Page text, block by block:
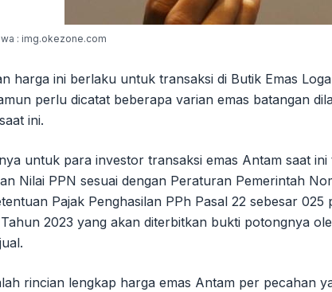
: img.okezone.com
harga ini berlaku untuk transaksi di Butik Emas
perlu dicatat beberapa varian emas batangan
ini.
untuk para investor transaksi emas Antam saat ini
Nilai PPN sesuai dengan Peraturan Pemerintah
Pajak Penghasilan PPh Pasal 22 sebesar
2023 yang akan diterbitkan bukti potongnya
rincian lengkap harga emas Antam per pecahan